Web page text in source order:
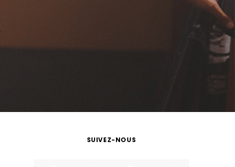
SUIVEZ-NOUS